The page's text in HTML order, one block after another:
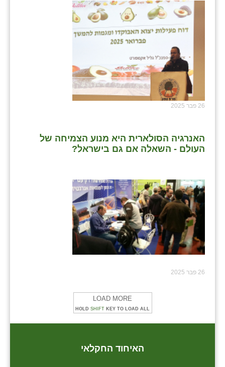
26 פבר 2025
האנרגיה הסולארית היא מנוע הצמיחה של
העולם - השאלה אם גם בישראל?
26 פבר 2025
LOAD MORE
HOLD SHIFT KEY TO LOAD ALL
האיחוד החקלאי